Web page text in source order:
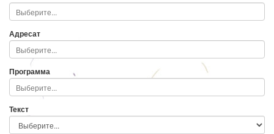
Адресат
Программа
Текст